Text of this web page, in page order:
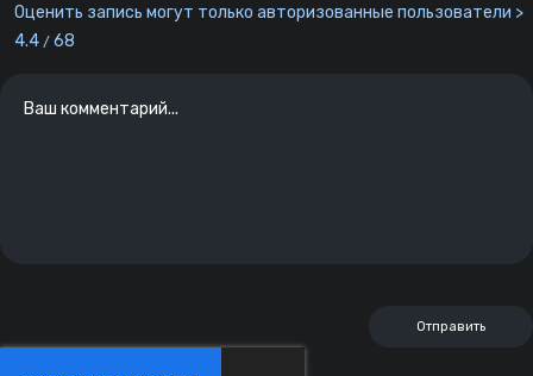
Оценить запись могут только авторизованные пользователи >
4.4 / 68